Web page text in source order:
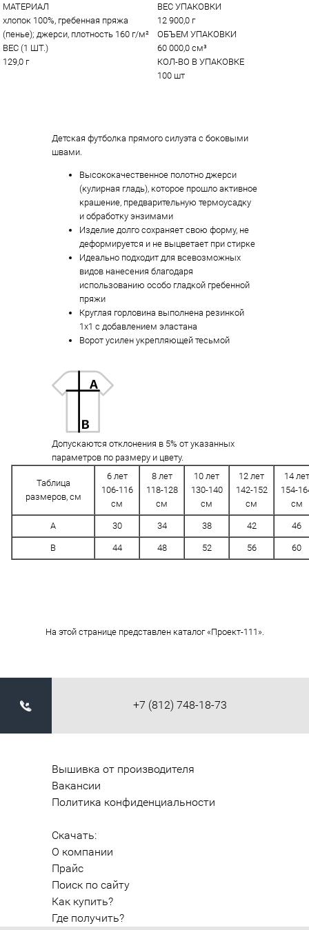
МАТЕРИАЛ
хлопок 100%, гребенная пряжа
(пенье); джерси, плотность 160 г/м²
ВЕС (1 ШТ.)
129,0 г
ВЕС УПАКОВКИ
12 900,0 г
ОБЪЕМ УПАКОВКИ
60 000,0 см³
КОЛ-ВО В УПАКОВКЕ
100 шт
Детская футболка прямого силуэта с боковыми
швами.
Высококачественное полотно джерси
(кулирная гладь), которое прошло активное
крашение, предварительную термоусадку
и обработку энзимами
Изделие долго сохраняет свою форму, не
деформируется и не выцветает при стирке
Идеально подходит для всевозможных
видов нанесения благодаря
использованию особо гладкой гребенной
пряжи
Круглая горловина выполнена резинкой
1x1 с добавлением эластана
Ворот усилен укрепляющей тесьмой
Допускаются отклонения в 5% от указанных
параметров по размеру и цвету.
Таблица
размеров, см
6 лет
106-116
см
8 лет
118-128
см
10 лет
130-140
см
12 лет
142-152
см
14 лет
154-
см
A 30 34 38 42 46
B 44 48 52 56 60
На этой странице представлен каталог «Проект-111».
+7 (812) 748-18-73
Вышивка от производителя
Вакансии
Политика конфиденциальности
Скачать:
О компании
Прайс
Поиск по сайту
Как купить?
Где получить?